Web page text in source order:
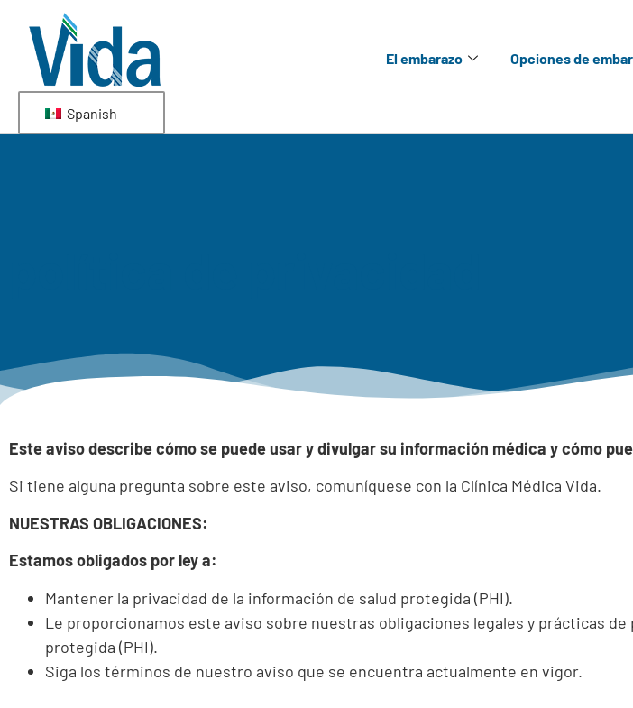
Spanish
El embarazo Opciones de
Este aviso describe cómo se puede usar y divulgar su información médica y cómo
Si tiene alguna pregunta sobre este aviso, comuníquese con la Clínica Médica Vida.
NUESTRAS OBLIGACIONES:
Estamos obligados por ley a:
Mantener la privacidad de la información de salud protegida (PHI).
Le proporcionamos este aviso sobre nuestras obligaciones legales y prácticas
protegida (PHI).
Siga los términos de nuestro aviso que se encuentra actualmente en vigor.